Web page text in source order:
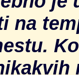
na